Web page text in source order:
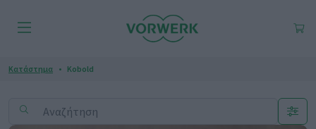
Κατάστημα Kobold